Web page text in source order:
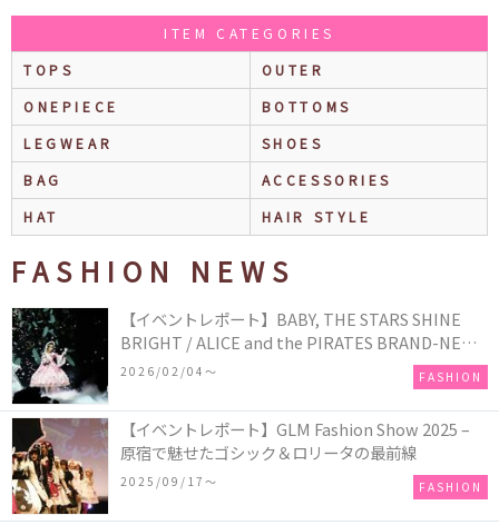
ITEM CATEGORIES
TOPS
OUTER
ONEPIECE
BOTTOMS
LEGWEAR
SHOES
BAG
ACCESSORIES
HAT
HAIR STYLE
FASHION NEWS
【イベントレポート】BABY, THE STARS SHINE
BRIGHT / ALICE and the PIRATES BRAND-NEW
COLLECTION in TOKYO
2026/02/04〜 FASHION
【イベントレポート】GLM Fashion Show 2025 –
原宿で魅せたゴシック＆ロリータの最前線
2025/09/17〜 FASHION